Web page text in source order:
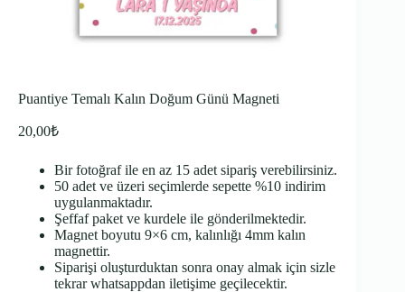
Puantiye Temalı Kalın Doğum Günü Magneti
20,00₺
Bir fotoğraf ile en az 15 adet sipariş verebilirsiniz.
50 adet ve üzeri seçimlerde sepette %10 indirim
uygulanmaktadır.
Şeffaf paket ve kurdele ile gönderilmektedir.
Magnet boyutu 9×6 cm, kalınlığı 4mm kalın
magnettir.
Siparişi oluşturduktan sonra onay almak için sizle
tekrar whatsappdan iletişime geçilecektir.